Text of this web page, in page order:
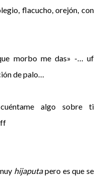
flacucho, orejón, con
morbo me das» -… uf
de palo…
algo sobre ti
hijaputapero es que se